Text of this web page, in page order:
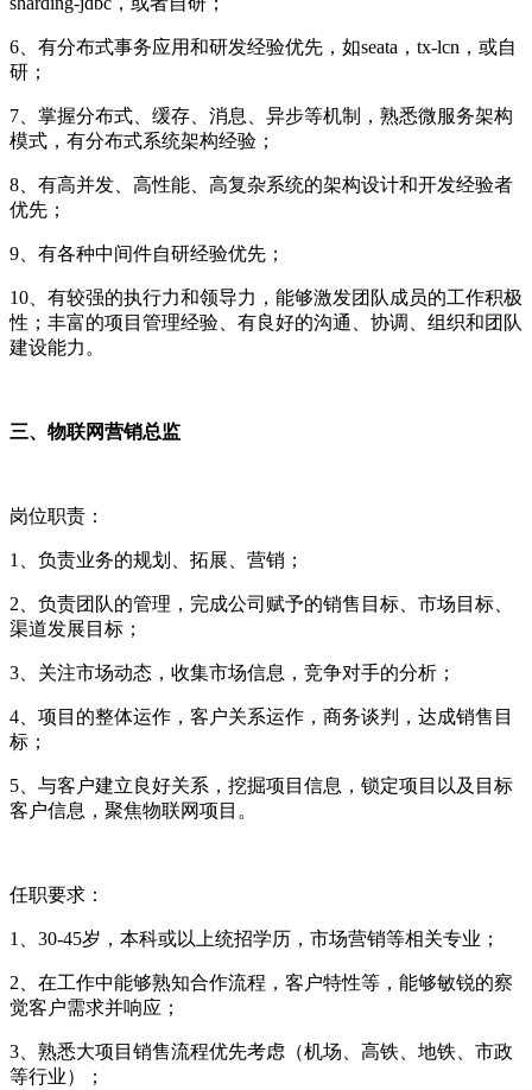
6、有分布式事务应用和研发经验优先，如seata，tx-lcn，或自
研；
7、掌握分布式、缓存、消息、异步等机制，熟悉微服务架构
模式，有分布式系统架构经验；
8、有高并发、高性能、高复杂系统的架构设计和开发经验者
优先；
9、有各种中间件自研经验优先；
10、有较强的执行力和领导力，能够激发团队成员的工作积极
性；丰富的项目管理经验、有良好的沟通、协调、组织和团队
建设能力。
三、物联网营销总监
岗位职责：
1、负责业务的规划、拓展、营销；
2、负责团队的管理，完成公司赋予的销售目标、市场目标、
渠道发展目标；
3、关注市场动态，收集市场信息，竞争对手的分析；
4、项目的整体运作，客户关系运作，商务谈判，达成销售目
标；
5、与客户建立良好关系，挖掘项目信息，锁定项目以及目标
客户信息，聚焦物联网项目。
任职要求：
1、30-45岁，本科或以上统招学历，市场营销等相关专业；
2、在工作中能够熟知合作流程，客户特性等，能够敏锐的察
觉客户需求并响应；
3、熟悉大项目销售流程优先考虑（机场、高铁、地铁、市政
等行业）；